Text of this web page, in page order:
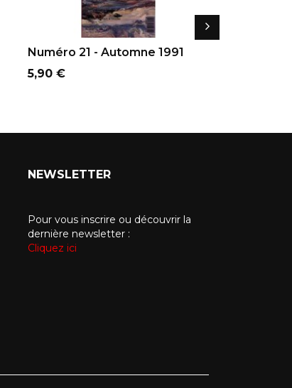
AJOUTER AU PANIER
Numéro 21 - Automne 1991
Prix
5,90 €
NEWSLETTER
Pour vous inscrire ou découvrir la
dernière newsletter :
Cliquez ici